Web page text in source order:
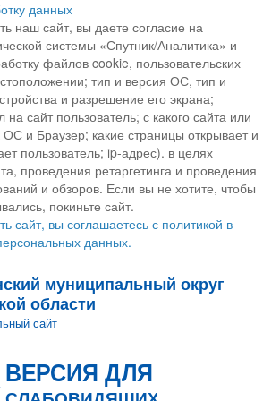
данных
наш сайт, вы даете согласие на
системы «Спутник/Аналитика» и
файлов cookie, пользовательских
тип и версия ОС, тип и
и разрешение его экрана;
на сайт пользователь; с какого сайта или
и Браузер; какие страницы открывает и
пользователь; ip-адрес). в целях
проведения ретаргетинга и проведения
и обзоров. Если вы не хотите, чтобы
покиньте сайт.
сайт, вы соглашаетесь с политикой в
данных.